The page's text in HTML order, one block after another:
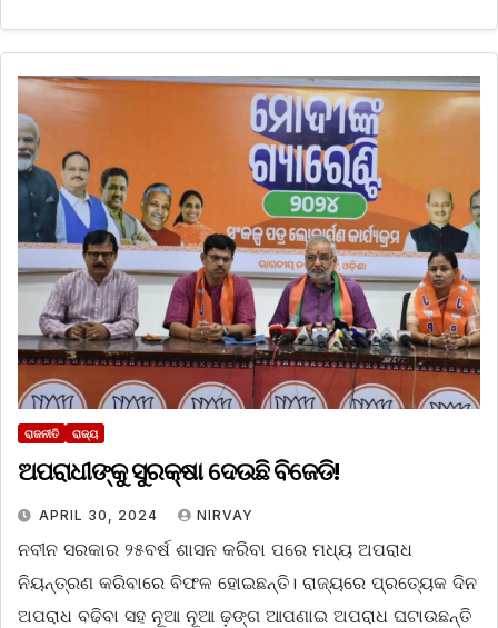
ରାଜନୀତି ରାଜ୍ୟ
ଅପରାଧୀଙ୍କୁ ସୁରକ୍ଷା ଦେଉଛି ବିଜେଡି!
APRIL 30, 2024 NIRVAY
ନବୀନ ସରକାର ୨୫ବର୍ଷ ଶାସନ କରିବା ପରେ ମଧ୍ୟ ଅପରାଧ
ନିୟନ୍ତ୍ରଣ କରିବାରେ ବିଫଳ ହୋଇଛନ୍ତି। ରାଜ୍ୟରେ ପ୍ରତ୍ୟେକ ଦିନ
ଅପରାଧ ବଢିବା ସହ ନୂଆ ନୂଆ ଢ଼ଙ୍ଗ ଆପଣାଇ ଅପରାଧ ଘଟାଉଛନ୍ତି